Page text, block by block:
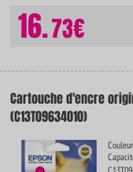
16.73€
Cartouche d'encre
(C13T09634010)